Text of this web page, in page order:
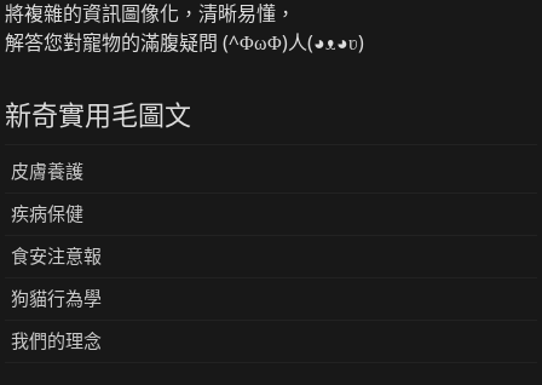
將複雜的資訊圖像化，清晰易懂，
解答您對寵物的滿腹疑問 (^ΦωΦ)人(◕ᴥ◕ʋ)
新奇實用毛圖文
皮膚養護
疾病保健
食安注意報
狗貓行為學
我們的理念